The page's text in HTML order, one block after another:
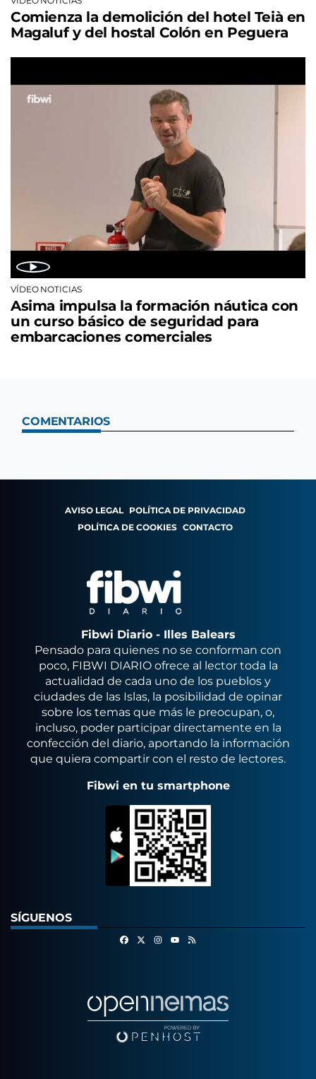
Comienza la demolición del hotel Teià en
Magaluf y del hostal Colón en Peguera
VÍDEO NOTICIAS
Asima impulsa la formación náutica con
un curso básico de seguridad para
embarcaciones comerciales
COMENTARIOS
AVISO LEGAL POLÍTICA DE PRIVACIDAD
POLÍTICA DE COOKIES CONTACTO
Fibwi Diario - Illes Balears
Pensado para quienes no se conforman con
poco, FIBWI DIARIO ofrece al lector toda la
actualidad de cada uno de los pueblos y
ciudades de las Islas, la posibilidad de opinar
sobre los temas que más le preocupan, o,
incluso, poder participar directamente en la
confección del diario, aportando la información
que quiera compartir con el resto de lectores.
Fibwi en tu smartphone
SÍGUENOS
FacebookInstagram